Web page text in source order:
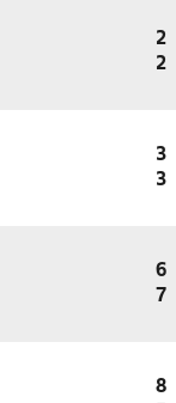
2
2
3
3
6
7
8